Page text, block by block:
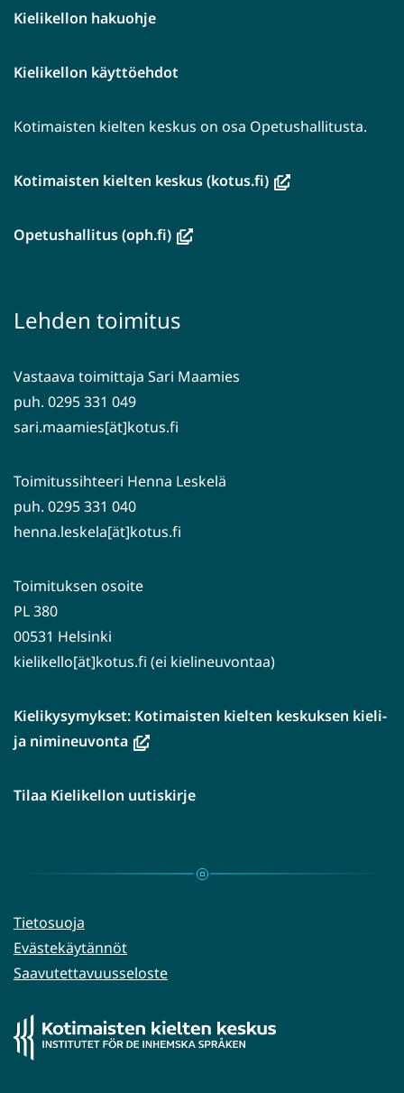
Kielikellon hakuohje
Kielikellon käyttöehdot
Kotimaisten kielten keskus on osa Opetushallitusta.
Kotimaisten kielten keskus (kotus.fi)(avautuu
Opetushallitus (oph.fi)(avautuu
toiseen
Lehden toimitus
Vastaava toimittaja Sari Maamies
puh. 0295 331 049
sari.maamies[ät]kotus.fi
Toimitussihteeri Henna Leskelä
puh. 0295 331 040
henna.leskela[ät]kotus.fi
Toimituksen osoite
PL 380
00531 Helsinki
kielikello[ät]kotus.fi (ei kielineuvontaa)
Kielikysymykset: Kotimaisten kielten keskuksen kieli-
ja nimineuvonta(avautuu
ikkunaan,
palveluun)
Tilaa Kielikellon uutiskirje
Tietosuoja
Evästekäytännöt
Saavutettavuusseloste